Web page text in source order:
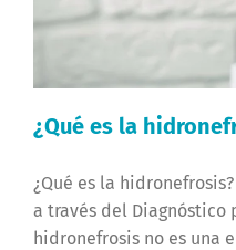
¿Qué es la
¿Qué es la
a través del Diagnóstico
hidronefrosis no es una